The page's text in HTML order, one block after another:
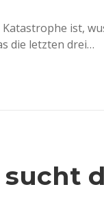
ist,
die letzten drei…
sucht